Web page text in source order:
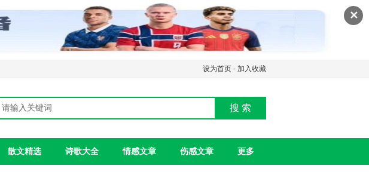
✕
设为首页 - 加入收藏
搜 索
散文精选 诗歌大全 情感文章 伤感文章 更多